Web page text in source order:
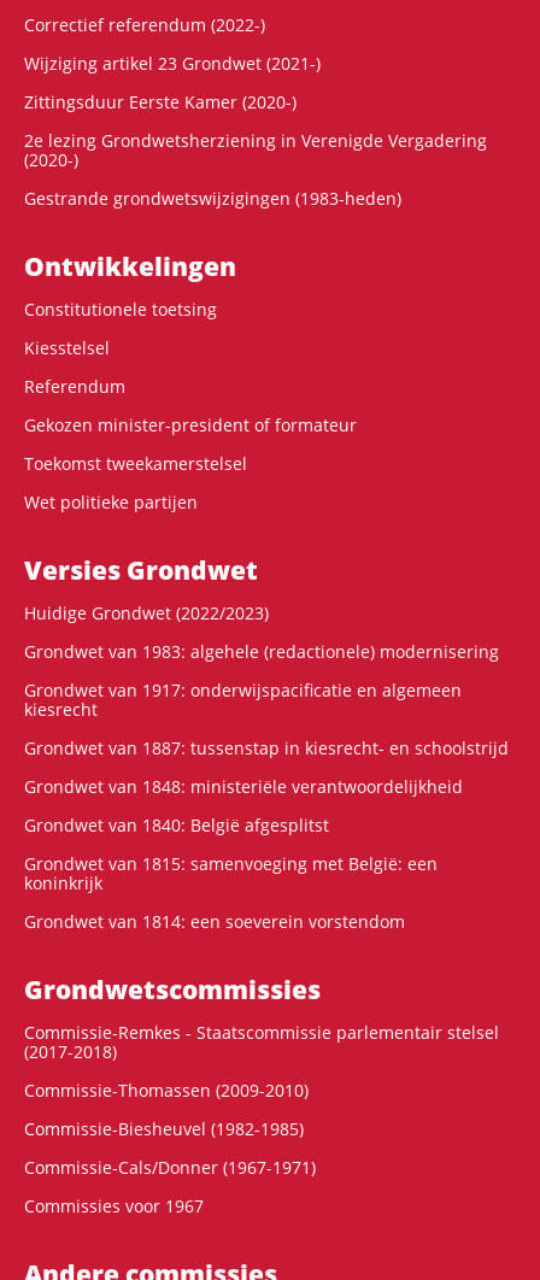
Correctief referendum (2022-)
Wijziging artikel 23 Grondwet (2021-)
Zittingsduur Eerste Kamer (2020-)
2e lezing Grondwetsherziening in Verenigde Vergadering
(2020-)
Gestrande grondwetswijzigingen (1983-heden)
Ontwikke­lingen
Constitutionele toetsing
Kiesstelsel
Referendum
Gekozen minister-president of formateur
Toekomst tweekamerstelsel
Wet politieke partijen
Versies Grondwet
Huidige Grondwet (2022/2023)
Grondwet van 1983: algehele (redactionele) modernisering
Grondwet van 1917: onderwijspacificatie en algemeen
kiesrecht
Grondwet van 1887: tussenstap in kiesrecht- en schoolstrijd
Grondwet van 1848: ministeriële verantwoordelijkheid
Grondwet van 1840: België afgesplitst
Grondwet van 1815: samenvoeging met België: een
koninkrijk
Grondwet van 1814: een soeverein vorstendom
Grondwets­commissies
Commissie-Remkes - Staatscommissie parlementair stelsel
(2017-2018)
Commissie-Thomassen (2009-2010)
Commissie-Biesheuvel (1982-1985)
Commissie-Cals/Donner (1967-1971)
Commissies voor 1967